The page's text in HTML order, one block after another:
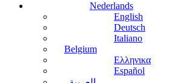
Nederlands
English
Deutsch
Italiano
Belgium
Ελληνικα
Español